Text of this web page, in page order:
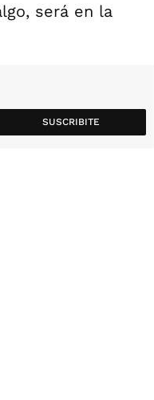
será en la
SUSCRIBITE